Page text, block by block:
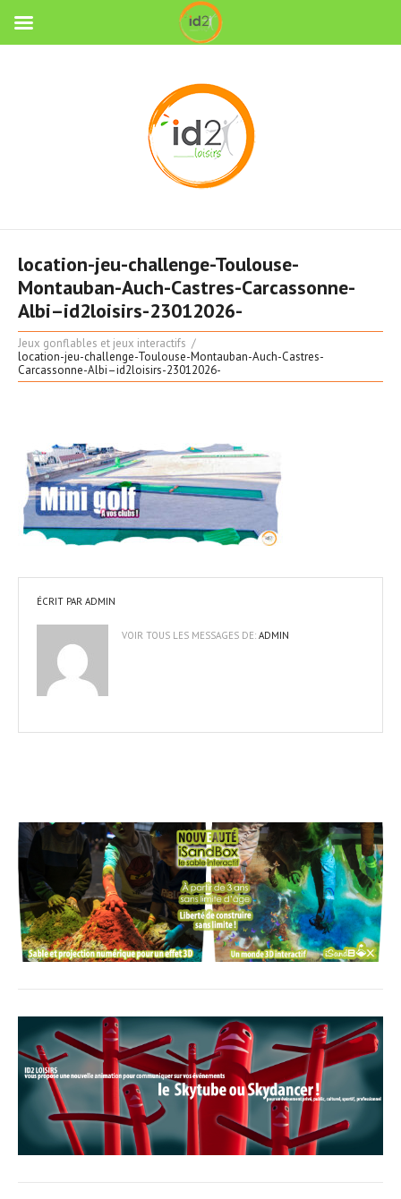
location-jeu-challenge-Toulouse-
Montauban-Auch-Castres-Carcassonne-
Albi–id2loisirs-23012026-
Jeux gonflables et jeux interactifs
location-jeu-challenge-Toulouse-Montauban-Auch-Castres-
Carcassonne-Albi–id2loisirs-23012026-
ÉCRIT PAR ADMIN
VOIR TOUS LES MESSAGES DE: ADMIN